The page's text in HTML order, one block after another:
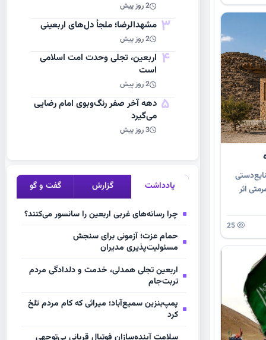
اثر
25
2 روز پیش
3 مشهد‌الرضا؛ ملجأ دل‌های اربعینی
2 روز پیش
4 اربعین، تجلی وحدت امت اسلامی
است
2 روز پیش
5 دهه آخر صفر رنگ‌وبوی امام رضایی
می‌گیرد
3 روز پیش
یادداشت گزارش گفت و گو
چرا رسانه‌های غربی اربعین را سانسور می‌کنند؟
حمام عزت؛ آزمونی برای سنجش
مسئولیت‌پذیری مدیران
اربعین تجلی همدلی، خدمت و دلدادگی مردم
تربت‌جام
پمپ‌بنزین سمیع‌آباد؛ میراثی که کام مردم تلخ
کرد
سلامت آینده‌سازان فوتبال قربانی بی‌توجهی